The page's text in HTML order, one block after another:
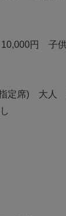
円 子
指定席) 大